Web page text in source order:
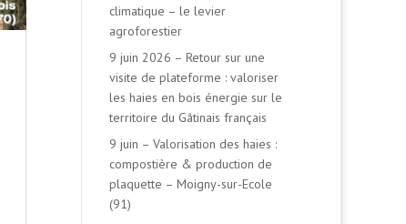
climatique – le levier
agroforestier
9 juin 2026 – Retour sur une
visite de plateforme : valoriser
les haies en bois énergie sur le
territoire du Gâtinais français
9 juin – Valorisation des haies :
compostière & production de
plaquette – Moigny-sur-Ecole
(91)